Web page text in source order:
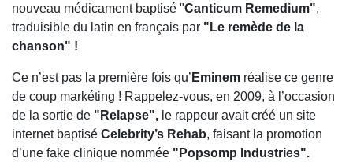
nouveau médicament baptisé "Canticum Remedium",
traduisible du latin en français par "Le remède de la
chanson" !
Ce n’est pas la première fois qu’ Eminem réalise ce genre
de coup markéting ! Rappelez-vous, en 2009, à l’occasion
de la sortie de "Relapse", le rappeur avait créé un site
internet baptisé Celebrity’s Rehab, faisant la promotion
d’une fake clinique nommée "Popsomp Industries".